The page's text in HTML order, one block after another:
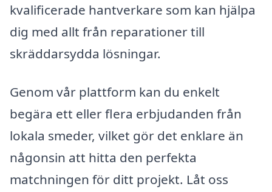
kvalificerade hantverkare som kan hjälpa
dig med allt från reparationer till
skräddarsydda lösningar.
Genom vår plattform kan du enkelt
begära ett eller flera erbjudanden från
lokala smeder, vilket gör det enklare än
någonsin att hitta den perfekta
matchningen för ditt projekt. Låt oss